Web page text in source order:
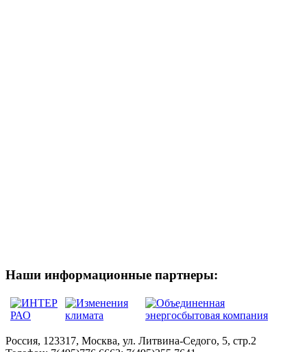
Наши информационные партнеры:
Россия, 123317, Москва, ул. Литвина-Седого, 5, стр.2